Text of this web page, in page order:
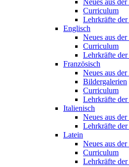
Curriculum
Lehrkräfte der
Englisch
Neues aus
Curriculum
Lehrkräfte der
Französisch
Neues aus
Bildergalerien
Curriculum
Lehrkräfte der
Italienisch
Neues aus
Lehrkräfte der
Latein
Neues aus
Curriculum
Lehrkräfte der